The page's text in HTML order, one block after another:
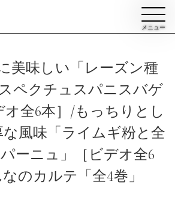
メニュー
ログイン
ルテ
公開収録レッスン
ビアンキュイライブ
美味しい「レーズン種
ペクチュスパニスバゲ
オ全6本］/もっちりとし
風味「ライムギ粉と全
ーニュ」［ビデオ全6
のカルテ「全4巻」